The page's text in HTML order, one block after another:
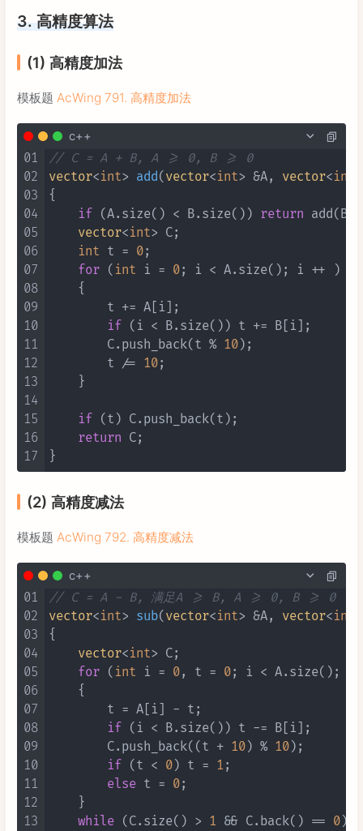
3. 高精度算法
(1) 高精度加法
模板题 AcWing 791. 高精度加法
c++
01
02
03
04
05
06
07
08
09
10
11
12
13
14
15
16
17
// C = A + B, A >= 0, B >= 0
vector<int> add ( vector<int> &A, vector<int
{
if (A.size() < B.size()) return add(B,
vector<int> C;
int t = 0;
for ( int i = 0; i < A.size(); i ++ )
    {
        t += A[i];
if (i < B.size()) t += B[i];
        C.push_back(t %
10);
        t /=
10;
    }
if (t) C.push_back(t);
return C;
(2) 高精度减法
模板题 AcWing 792. 高精度减法
c++
01
02
03
04
05
06
07
08
09
10
11
12
13
// C = A - B, 满足A >= B, A >= 0, B >= 0
vector<int> sub( vector<int> &A, vector<int
{
vector<int> C;
for ( int i = 0, t = 0; i < A.size(); i
    {
        t = A[i] - t;
if (i < B.size()) t -= B[i];
        C.push_back((t +
10) % 10);
if (t < 0) t = 1;
else t = 0;
    }
while (C.size() > 1 && C.back() == 0)